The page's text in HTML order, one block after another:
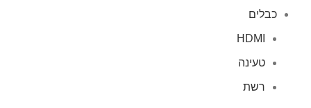
כבלים
HDMI
טעינה
רשת